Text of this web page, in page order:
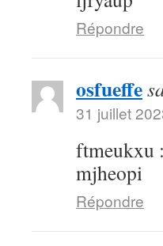
Répondre
osfueffe
31 juillet
ftmeukxu :
mjheopi
Répondre